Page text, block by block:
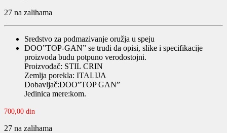
27 na zalihama
Sredstvo za podmazivanje oružja u speju
DOO”TOP-GAN” se trudi da opisi, slike i specifikacije
proizvoda budu potpuno verodostojni.
Proizvođač: STIL CRIN
Zemlja porekla: ITALIJA
Dobavljač:DOO”TOP GAN”
Jedinica mere:kom.
700,00 din
27 na zalihama